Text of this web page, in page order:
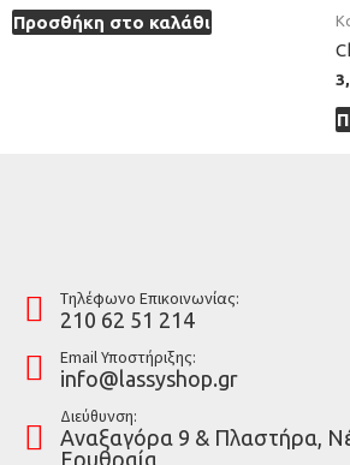
Προσθήκη στο καλάθι
Tηλέφωνο Επικοινωνίας:
210 62 51 214
Email Υποστήριξης:
info@lassyshop.gr
Διεύθυνση:
Αναξαγόρα 9 & Πλαστήρα,
Ερυθραία